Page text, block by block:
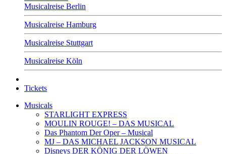
Musicalreise Berlin
Musicalreise Hamburg
Musicalreise Stuttgart
Musicalreise Köln
Tickets
Musicals
STARLIGHT EXPRESS
MOULIN ROUGE! – DAS MUSICAL
Das Phantom Der Oper – Musical
MJ – DAS MICHAEL JACKSON MUSICAL
Disneys DER KÖNIG DER LÖWEN